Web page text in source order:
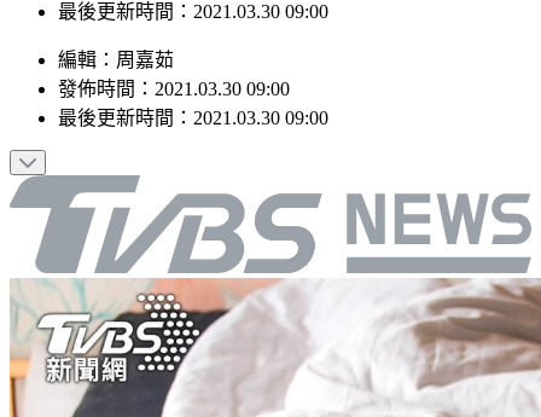
最後更新時間：2021.03.30 09:00
編輯 ： 周嘉茹
發佈時間： 2021.03.30 09:00
最後更新時間： 2021.03.30 09:00